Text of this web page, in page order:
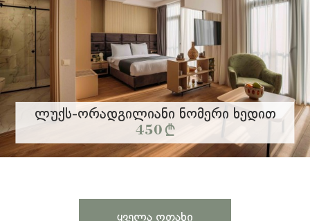
Ლუქს-Ორადგილიანი Ნომერი Ხედით
450 §
Ყველა Ოთახი